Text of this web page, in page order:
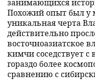
занимающихся
Похожий опыт был у
уникальная черта
действительно
восточноазиатское
кимчи соседствует с
гораздо более
сравнению с